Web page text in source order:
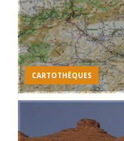
CARTOTHÉQUES